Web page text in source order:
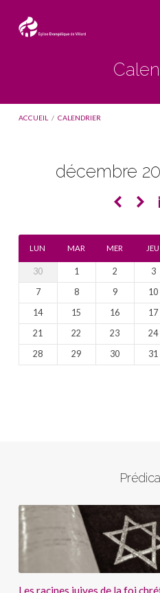
ACCUEIL / CALENDRIER
décembre
LUN MAR MER JEU
30 1 2 3
7
8 9 10
14
15 16 17
21
22 23 24
28
29 30 31
Les racines juives de la foi